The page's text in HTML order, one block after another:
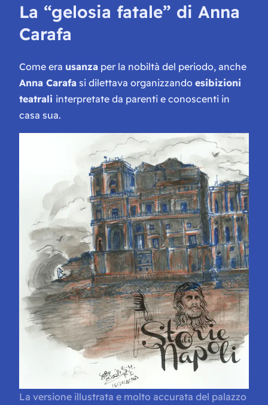
La “gelosia fatale” di Anna
Carafa
Come era usanza per la nobiltà del periodo, anche
Anna Carafa si dilettava organizzando esibizioni
teatrali interpretate da parenti e conoscenti in
casa sua.
La versione illustrata e molto accurata del palazzo